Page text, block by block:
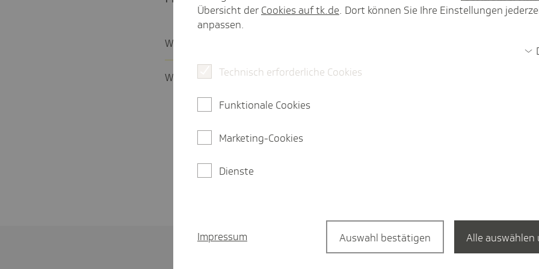
Wie hoch ist die Insol­venz­geld­um­lage?
Wie wird die Insol­venz­geld­um­lage berech­net?
Übersicht der Cookies auf tk.de. Dort können Sie Ihre Einstellungen
anpassen.
Technisch erforderliche Cookies
Funktionale Cookies
Marketing-Cookies
Dienste
Impressum Auswahl bestätigen Alle auswählen